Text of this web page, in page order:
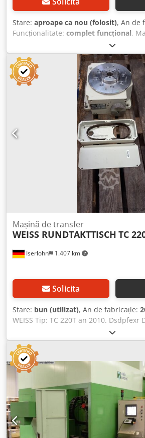
Panou de comandă - Butoane
Stare: aproape ca nou (folosit), An de
Funcționalitate: complet funcțional,
funcțiune și poate fi vizionată în timpul
Demontarea, manipularea și
integral în responsabilitatea clientului.
Székesfehérvár Dsdpfsidqygjx Agtsck
– 6/4 – 0/ - V Vertiflex Transfer
stații, 5 capete multiple cu câte 6 scule
lucru, 2 stații de setare, răcitor
transportor de șpan, sistem de
răcire și scule aferente.
Iserlohn 1.407 km
Mașină de transfer
WEISS RUNDTAKTTISCH TC
Solicita
Stare: bun (utilizat), An de fabricație:
WEISS Tip: TC 220T an 2010. Dsdpfexr